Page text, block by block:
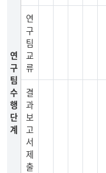
연
구
팀
수
행
단
계
연
구
팀
교
류
결
과
보
고
서
제
출